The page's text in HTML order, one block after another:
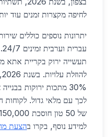
לחיפה מקצרות זמנים עוד
יתרונות נוספים כוללים
תעשייה ירוק בקריית אתא
30% מתכות ירוקות
לכך עם מלאי גדול. לקוחות
למידע נוסף, בקרו בהצעת